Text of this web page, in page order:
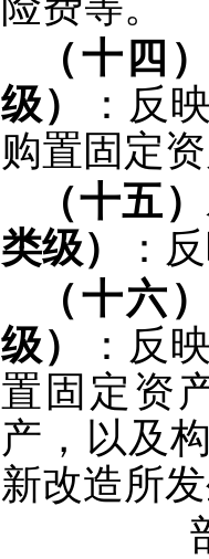
（十四
级）
：反
购置固定
（十五
类级）
：
（十六
级）
：反
置固定资
产，以及
新改造所